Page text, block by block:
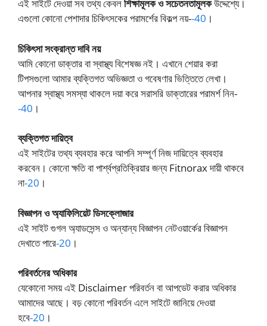
এই সাইটে দেওয়া সব তথ্য কেবলশিক্ষামূলক ও সচেতনতামূলকউদ্দেশ্যে।
এগুলো কোনো পেশাদার চিকিৎসকের পরামর্শের বিকল্প নয়--40 ।
চিকিৎসা সংক্রান্ত দাবি নয়
আমি কোনো ডাক্তার বা স্বাস্থ্য বিশেষজ্ঞ নই। এখানে শেয়ার করা
টিপসগুলো আমার ব্যক্তিগত অভিজ্ঞতা ও গবেষণার ভিত্তিতে লেখা।
আপনার স্বাস্থ্য সমস্যা থাকলে দয়া করে সরাসরি ডাক্তারের পরামর্শ নিন-
-40 ।
ব্যক্তিগত দায়িত্ব
এই সাইটের তথ্য ব্যবহার করে আপনি সম্পূর্ণ নিজ দায়িত্বে ব্যবহার
করবেন। কোনো ক্ষতি বা পার্শ্বপ্রতিক্রিয়ার জন্য Fitnorax দায়ী থাকবে
না-20 ।
বিজ্ঞাপন ও অ্যাফিলিয়েট ডিসক্লোজার
এই সাইট গুগল অ্যাডসেন্স ও অন্যান্য বিজ্ঞাপন নেটওয়ার্কের বিজ্ঞাপন
দেখাতে পারে-20 ।
পরিবর্তনের অধিকার
যেকোনো সময় এই Disclaimer পরিবর্তন বা আপডেট করার অধিকার
আমাদের আছে। বড় কোনো পরিবর্তন এলে সাইটে জানিয়ে দেওয়া
হবে-20 ।